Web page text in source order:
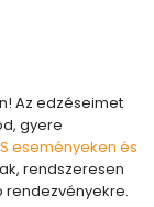
Az edzéseimet
gyere
eseményeken és
rendszeresen
rendezvényekre.